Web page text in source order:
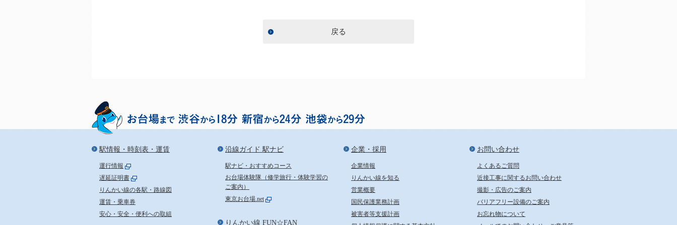
戻る
駅情報・時刻表・運賃
運行情報
遅延証明書
りんかい線の各駅・路線図
運賃・乗車券
安心・安全・便利への取組
沿線ガイド 駅ナビ
駅ナビ・おすすめコース
お台場体験隊（修学旅行・体験学習の
ご案内）
東京お台場.net
りんかい線 FUN☆FAN
企業・採用
企業情報
りんかい線を知る
営業概要
国民保護業務計画
被害者等支援計画
お問い合わせ
よくあるご質問
近接工事に関するお問い合わせ
撮影・広告のご案内
バリアフリー設備のご案内
お忘れ物について